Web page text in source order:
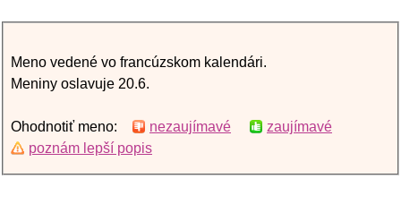
Meno vedené vo francúzskom kalendári.
Meniny oslavuje 20.6.
Ohodnotiť meno: nezaujímavé
zaujímavé
poznám lepší popis